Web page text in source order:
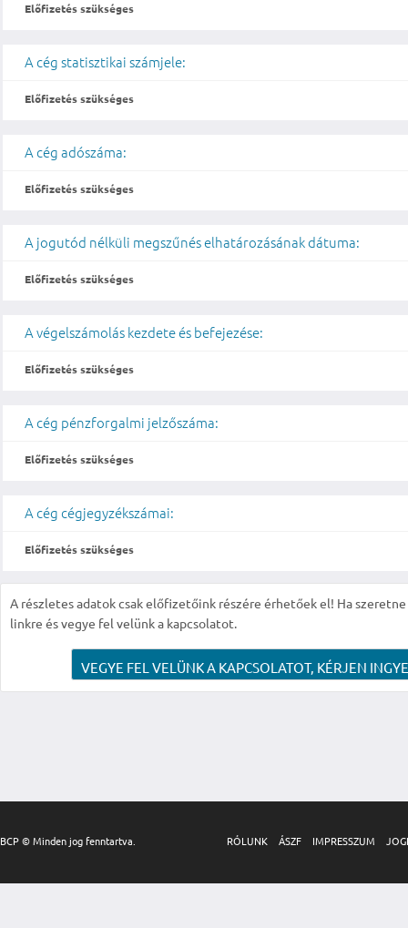
Előfizetés szükséges
A cég statisztikai számjele:
Előfizetés szükséges
A cég adószáma:
Előfizetés szükséges
A jogutód nélküli megszűnés elhatározásának dátuma:
Előfizetés szükséges
A végelszámolás kezdete és befejezése:
Előfizetés szükséges
A cég pénzforgalmi jelzőszáma:
Előfizetés szükséges
A cég cégjegyzékszámai:
Előfizetés szükséges
A részletes adatok csak előfizetőink részére érhetőek el! Ha
linkre és vegye fel velünk a kapcsolatot.
VEGYE FEL VELÜNK A KAPCSOLATOT, KÉRJEN
BCP © Minden jog fenntartva. RÓLUNK ÁSZF IMPRESSZUM